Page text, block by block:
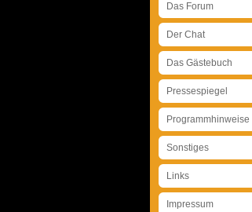
Das Forum
Der Chat
Das Gästebuch
Pressespiegel
Programmhinweise
Sonstiges
Links
Impressum